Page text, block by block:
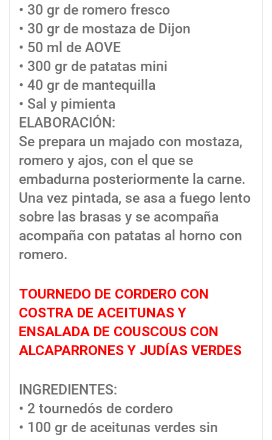
• 30 gr de romero fresco
• 30 gr de mostaza de Dijon
• 50 ml de AOVE
• 300 gr de patatas mini
• 40 gr de mantequilla
• Sal y pimienta
ELABORACIÓN:
Se prepara un majado con mostaza,
romero y ajos, con el que se
embadurna posteriormente la carne.
Una vez pintada, se asa a fuego lento
sobre las brasas y se acompaña
acompaña con patatas al horno con
romero.
TOURNEDO DE CORDERO CON
COSTRA DE ACEITUNAS Y
ENSALADA DE COUSCOUS CON
ALCAPARRONES Y JUDÍAS VERDES
INGREDIENTES:
• 2 tournedós de cordero
• 100 gr de aceitunas verdes sin